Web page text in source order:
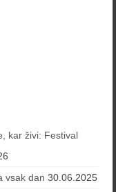
kar živi: Festival
vsak dan 30.06.2025